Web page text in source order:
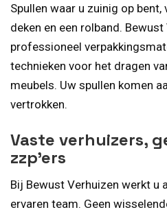
Spullen waar u zuinig op bent,
deken en een rolband.
professioneel
technieken voor het dragen
meubels. Uw spullen komen
vertrokken.
Vaste verhuizers,
zzp’ers
Bij Bewust Verhuizen werkt u
ervaren team. Geen